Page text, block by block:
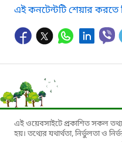
এই কনটেন্টটি শেয়ার
এই ওয়েবসাইটে প্রকাশিত সকল তথ্য
হয়। তথ্যের যথার্থতা, নির্ভুলতা ও